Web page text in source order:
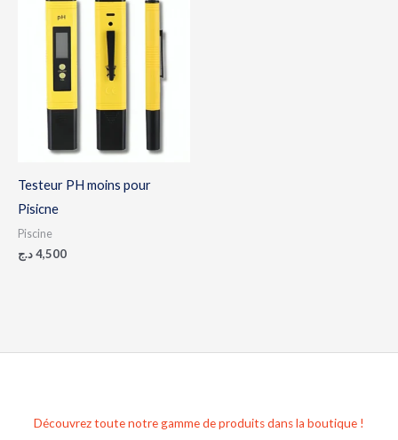
Testeur PH moins pour
Pisicne
Piscine
4,500د.ج
Découvrez toute notre gamme de produits dans la boutique !